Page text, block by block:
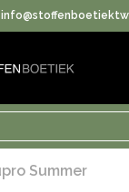
Summer